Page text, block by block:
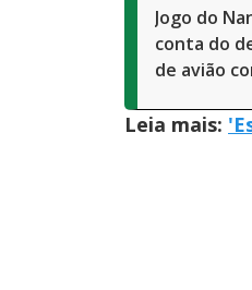
Jogo do
conta do
de avião
Leia mais: